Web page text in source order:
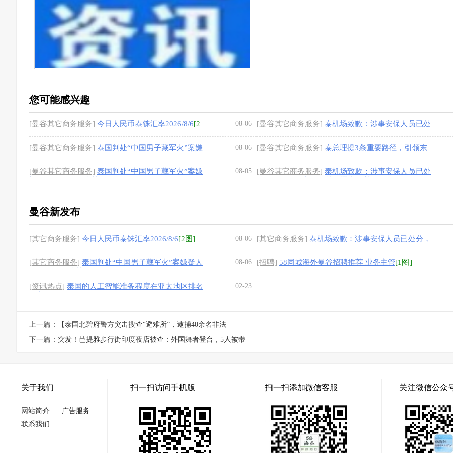
您可能感兴趣
[曼谷其它商务服务] 今日人民币泰铢汇率2026/8/6[2
08-06 [曼谷其它商务服务] 泰机场致歉：涉事安保人员已处
[曼谷其它商务服务] 泰国判处“中国男子藏军火”案嫌
08-06 [曼谷其它商务服务] 泰总理提3条重要路径，引领东
[曼谷其它商务服务] 泰国判处“中国男子藏军火”案嫌
08-05 [曼谷其它商务服务] 泰机场致歉：涉事安保人员已处
曼谷新发布
[其它商务服务] 今日人民币泰铢汇率2026/8/6[2图] 08-06 [其它商务服务] 泰机场致歉：涉事安保人员已处分，
[其它商务服务] 泰国判处“中国男子藏军火”案嫌疑人
08-06 [招聘] 58同城海外曼谷招聘推荐 业务主管[1图]
[资讯热点] 泰国的人工智能准备程度在亚太地区排名
02-23
上一篇：
【泰国北碧府警方突击搜查“避难所”，逮捕40余名非法
下一篇： 突发！芭提雅步行街印度夜店被查：外国舞者登台，5人被带
关于我们
网站简介
广告服务
联系我们
扫一扫访问手机版 扫一扫添加微信客服 关注微信公众